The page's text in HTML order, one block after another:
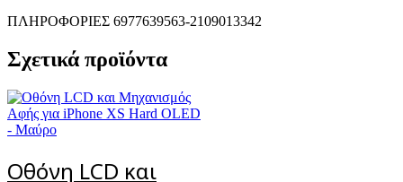
ΠΛΗΡΟΦΟΡΙΕΣ 6977639563-2109013342
Σχετικά προϊόντα
Οθόνη LCD και